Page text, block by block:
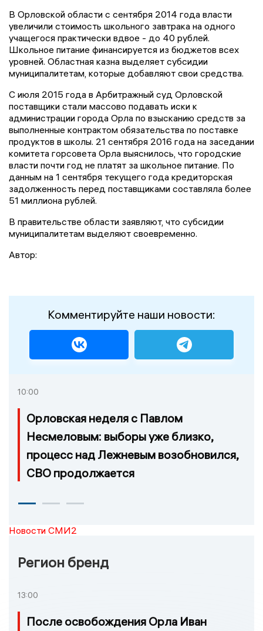
В Орловской области с сентября 2014 года власти
увеличили стоимость школьного завтрака на одного
учащегося практически вдвое - до 40 рублей.
Школьное питание финансируется из бюджетов всех
уровней. Областная казна выделяет субсидии
муниципалитетам, которые добавляют свои средства.
С июля 2015 года в Арбитражный суд Орловской
поставщики стали массово подавать иски к
администрации города Орла по взысканию средств за
выполненные контрактом обязательства по поставке
продуктов в школы. 21 сентября 2016 года на заседании
комитета горсовета Орла выяснилось, что городские
власти почти год не платят за школьное питание. По
данным на 1 сентября текущего года кредиторская
задолженность перед поставщиками составляла более
51 миллиона рублей.
В правительстве области заявляют, что субсидии
муниципалитетам выделяют своевременно.
Автор:
Комментируйте наши новости:
10:00
Орловская неделя с Павлом
Несмеловым: выборы уже близко,
процесс над Лежневым возобновился,
СВО продолжается
Новости СМИ2
Регион бренд
13:00
После освобождения Орла Иван